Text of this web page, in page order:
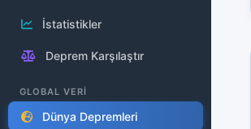
İstatistikler
Deprem Karşılaştır
GLOBAL VERİ
Dünya Depremleri